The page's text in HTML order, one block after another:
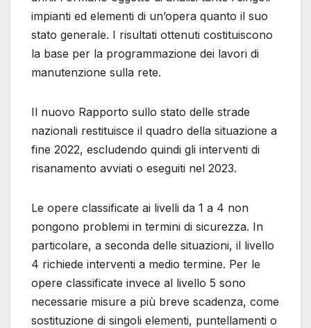
impianti ed elementi di un’opera quanto il suo
stato generale. I risultati ottenuti costituiscono
la base per la programmazione dei lavori di
manutenzione sulla rete.
Il nuovo Rapporto sullo stato delle strade
nazionali restituisce il quadro della situazione a
fine 2022, escludendo quindi gli interventi di
risanamento avviati o eseguiti nel 2023.
Le opere classificate ai livelli da 1 a 4 non
pongono problemi in termini di sicurezza. In
particolare, a seconda delle situazioni, il livello
4 richiede interventi a medio termine. Per le
opere classificate invece al livello 5 sono
necessarie misure a più breve scadenza, come
sostituzione di singoli elementi, puntellamenti o